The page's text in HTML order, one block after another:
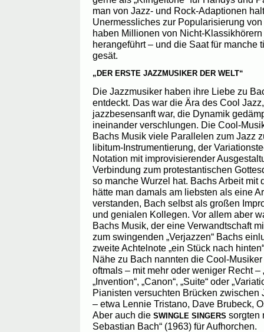
man von Jazz- und Rock-Adaptionen
Unermessliches zur Popularisierung
haben Millionen von Nicht-
herangeführt – und die Saat für manche
gesät.
„DER ERSTE JAZZMUSIKER DER WELT“
Die Jazzmusiker haben ihre Liebe zu
entdeckt. Das war die Ära des Cool
jazzbesensanft war, die Dynamik
ineinander verschlungen. Die Cool-
Bachs Musik viele Parallelen zum Jazz
libitum-Instrumentierung, der
Notation mit improvisierender
Verbindung zum protestantischen
so manche Wurzel hat. Bachs Arbeit mit
hätte man damals am liebsten als eine
verstanden, Bach selbst als großen
und genialen Kollegen. Vor allem aber
Bachs Musik, der eine Verwandtschaft
zum swingenden „Verjazzen“ Bachs
zweite Achtelnote „ein Stück nach
Nähe zu Bach nannten die Cool-
oftmals – mit mehr oder weniger Recht –
„Invention“, „Canon“, „Suite“ oder
Pianisten versuchten Brücken zwischen
– etwa Lennie Tristano, Dave Brubeck,
Aber auch die SWINGLE SINGERS sorgten
Sebastian Bach“ (1963) für Aufhorchen.